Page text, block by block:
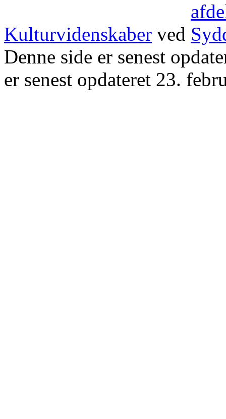
Kulturvidenskaber ved
Denne side er senest
er senest opdateret 23.